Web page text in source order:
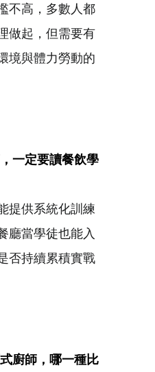
不高，多數人都
做起，但需要有
境與體力勞動的
一定要讀餐飲學
提供系統化訓練
廳當學徒也能入
否持續累積實戰
廚師，哪一種比